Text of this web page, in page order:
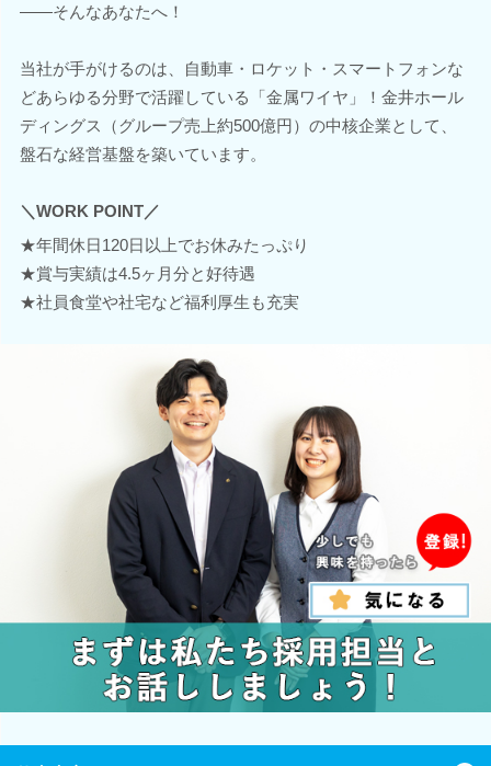
――そんなあなたへ！
当社が手がけるのは、自動車・ロケット・スマートフォンな
どあらゆる分野で活躍している「金属ワイヤ」！金井ホール
ディングス（グループ売上約500億円）の中核企業として、
盤石な経営基盤を築いています。
＼WORK POINT／
★年間休日120日以上でお休みたっぷり
★賞与実績は4.5ヶ月分と好待遇
★社員食堂や社宅など福利厚生も充実